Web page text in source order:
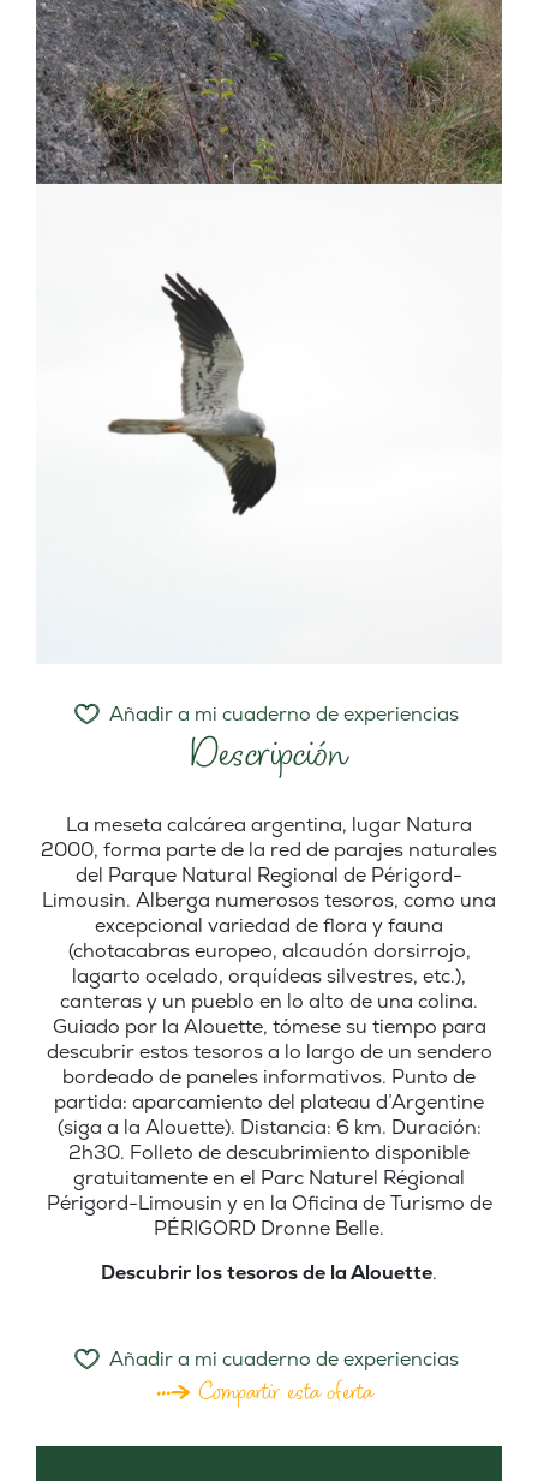
Descripción
Añadir a mi cuaderno de experiencias
La meseta calcárea argentina, lugar Natura
2000, forma parte de la red de parajes naturales
del Parque Natural Regional de Périgord-
Limousin. Alberga numerosos tesoros, como una
excepcional variedad de flora y fauna
(chotacabras europeo, alcaudón dorsirrojo,
lagarto ocelado, orquídeas silvestres, etc.),
canteras y un pueblo en lo alto de una colina.
Guiado por la Alouette, tómese su tiempo para
descubrir estos tesoros a lo largo de un sendero
bordeado de paneles informativos. Punto de
partida: aparcamiento del plateau d’Argentine
(siga a la Alouette). Distancia: 6 km. Duración:
2h30. Folleto de descubrimiento disponible
gratuitamente en el Parc Naturel Régional
Périgord-Limousin y en la Oficina de Turismo de
PÉRIGORD Dronne Belle.
Descubrir los tesoros de la Alouette.
Añadir a mi cuaderno de experiencias
Compartir esta oferta